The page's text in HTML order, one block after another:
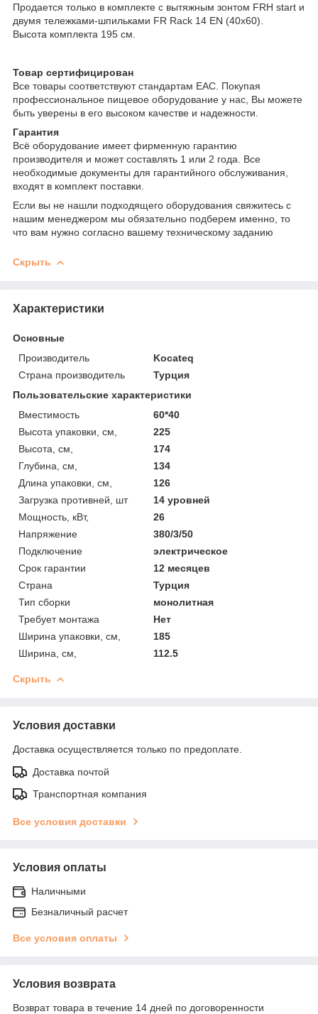
Продается только в комплекте с вытяжным зонтом FRH start и
двумя тележками-шпильками FR Rack 14 EN (40x60).
Высота комплекта 195 см.
Товар сертифицирован
Все товары соответствуют стандартам EAC. Покупая
профессиональное пищевое оборудование у нас, Вы можете
быть уверены в его высоком качестве и надежности.
Гарантия
Всё оборудование имеет фирменную гарантию
производителя и может составлять 1 или 2 года. Все
необходимые документы для гарантийного обслуживания,
входят в комплект поставки.
Если вы не нашли подходящего оборудования свяжитесь с
нашим менеджером мы обязательно подберем именно, то
что вам нужно согласно вашему техническому заданию
Скрыть
Характеристики
Основные
Производитель
Kocateq
Страна производитель
Турция
Пользовательские характеристики
Вместимость
60*40
Высота упаковки, см,
225
Высота, см,
174
Глубина, см,
134
Длина упаковки, см,
126
Загрузка противней, шт
14 уровней
Мощность, кВт,
26
Напряжение
380/3/50
Подключение
электрическое
Срок гарантии
12 месяцев
Страна
Турция
Тип сборки
монолитная
Требует монтажа
Нет
Ширина упаковки, см,
185
Ширина, см,
112.5
Скрыть
Условия доставки
Доставка осуществляется только по предоплате.
Доставка почтой
Транспортная компания
Все условия доставки
Условия оплаты
Наличными
Безналичный расчет
Все условия оплаты
Условия возврата
Возврат товара в течение 14 дней по договоренности